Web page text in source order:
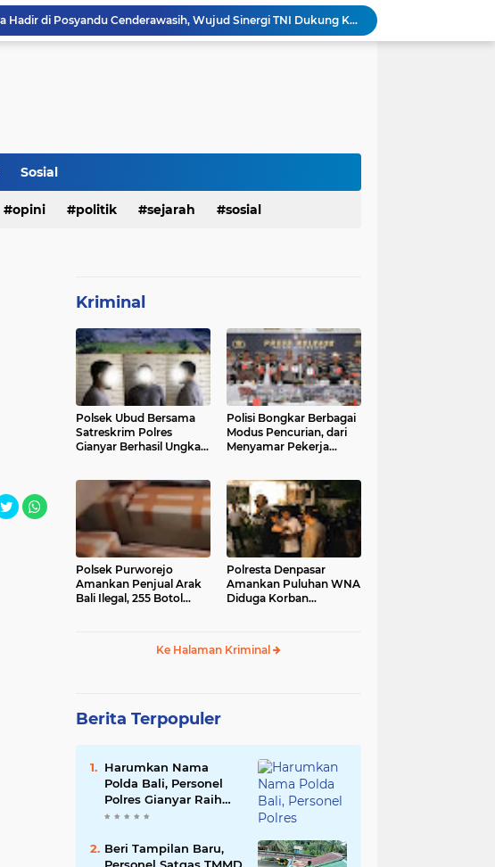
Babinsa Hadir di Posyandu Cenderawasih, Wujud Sinergi TNI Dukung Kesehatan Masyarakat
Polres Gianyar Gelar Apel Kesiapan Pengamanan Final Piala Presiden 2026
Personel Satgas TMMD 129 Kodim 0904/Paser Ciptakan Lingkungan Bersih
Sosial
opini politik sejarah sosial
Kriminal
Polsek Ubud Bersama
Satreskrim Polres
Gianyar Berhasil Ungkap
Polisi Bongkar Berbagai
Modus Pencurian, dari
Menyamar Pekerja
Polsek Purworejo
Amankan Penjual Arak
Bali Ilegal, 255 Botol
Polresta Denpasar
Amankan Puluhan WNA
Diduga Korban
Ke Halaman Kriminal
Berita Terpopuler
Harumkan Nama
Polda Bali, Personel
Polres Gianyar Raih
Penghargaan
Beri Tampilan Baru,